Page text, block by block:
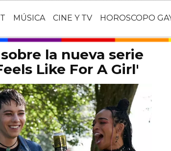
MÚSICA CINE Y TV HOROSCOPO
la nueva serie
Like For A Girl'